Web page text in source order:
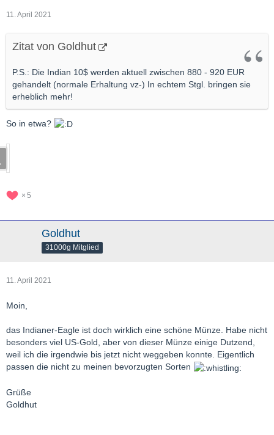
11. April 2021
Zitat von Goldhut
P.S.: Die Indian 10$ werden aktuell zwischen 880 - 920 EUR
gehandelt (normale Erhaltung vz-) In echtem Stgl. bringen sie
erheblich mehr!
So in etwa?
5
Goldhut
31000g Mitglied
11. April 2021
Moin,
das Indianer-Eagle ist doch wirklich eine schöne Münze. Habe nicht
besonders viel US-Gold, aber von dieser Münze einige Dutzend,
weil ich die irgendwie bis jetzt nicht weggeben konnte. Eigentlich
passen die nicht zu meinen bevorzugten Sorten
Grüße
Goldhut